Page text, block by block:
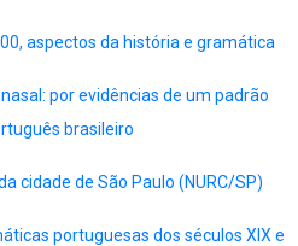
aspectos da história e gramática
por evidências de um padrão
brasileiro
cidade de São Paulo (NURC/SP)
portuguesas dos séculos XIX e